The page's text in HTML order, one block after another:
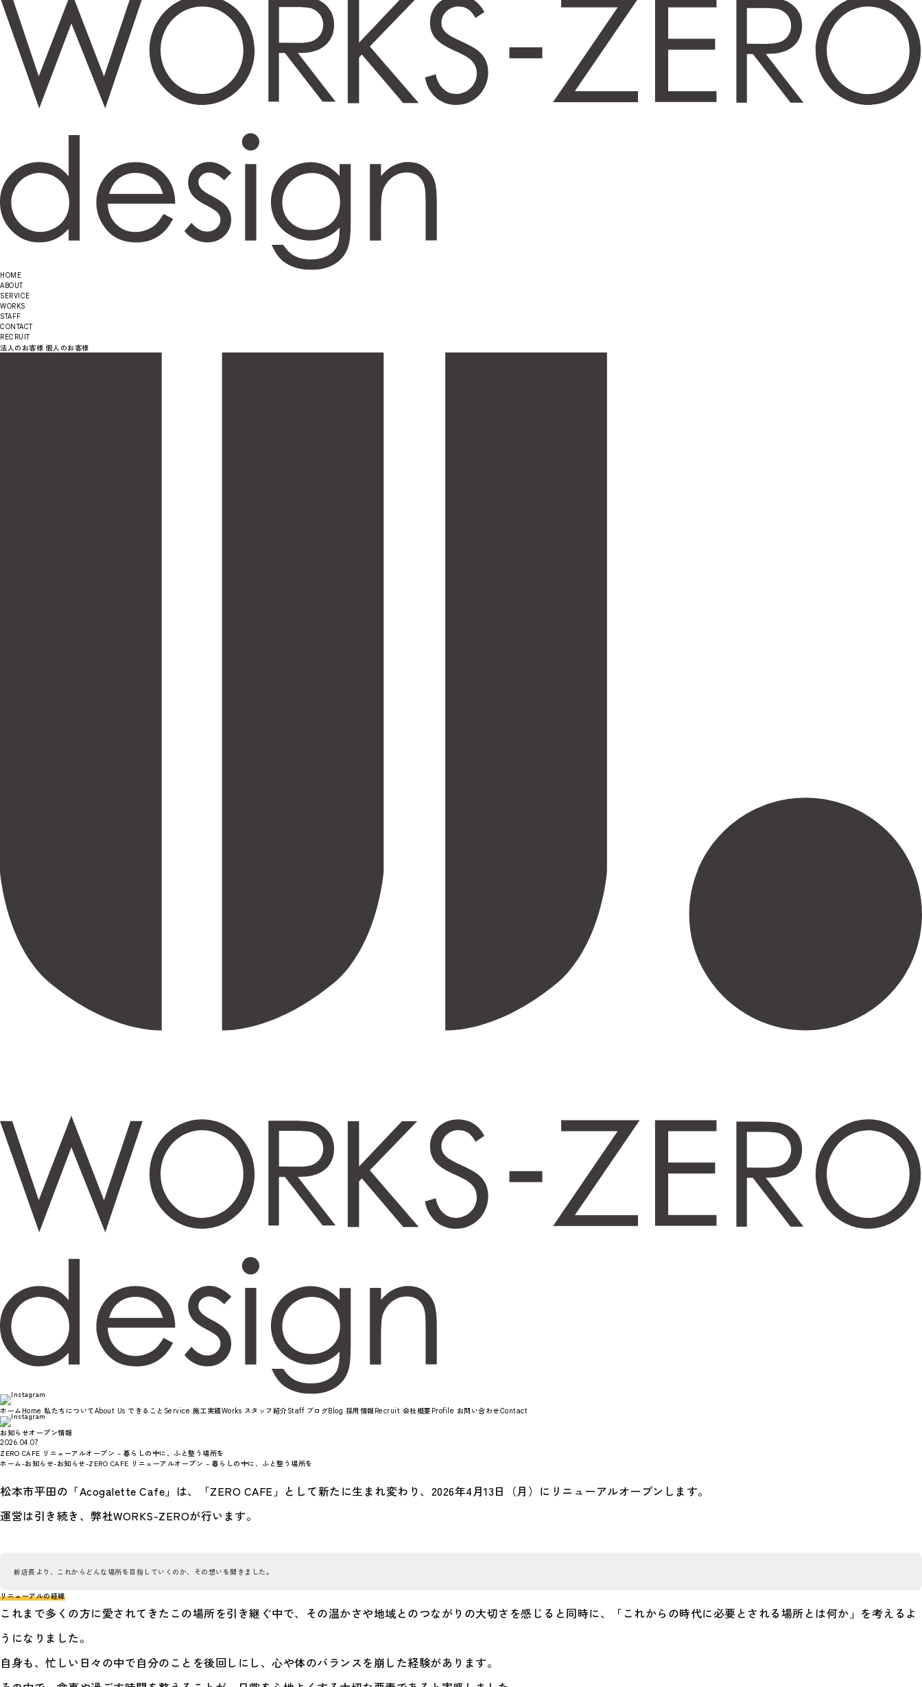
HOME
ABOUT
SERVICE
WORKS
STAFF
CONTACT
RECRUIT
法人のお客様 個人のお客様
ホーム Home 私たちについてAbout Us できること Service 施工実績Works スタッフ紹介Staff ブログBlog 採用情報 Recruit 会社概要 Profile お問い合わせContact
お知らせオープン情報
2026.04.07
ZERO CAFE リニューアルオープン – 暮らしの中に、ふと整う場所を
ホーム-お知らせ-お知らせ-ZERO CAFE リニューアルオープン – 暮らしの中に、ふと整う場所を
松本市平田の「Acogalette Cafe」は、「ZERO CAFE」として新たに生まれ変わり、2026年4月13日（月）にリニューアルオープンします。
運営は引き続き、弊社WORKS-ZEROが行います。
新店長より、これからどんな場所を目指していくのか、その想いを聞きました。
リニューアルの経緯
これまで多くの方に愛されてきたこの場所を引き継ぐ中で、その温かさや地域とのつながりの大切さを感じると同時に、「これからの時代に必要とされる場所とは何か」を考えるよ
うになりました。
自身も、忙しい日々の中で自分のことを後回しにし、心や体のバランスを崩した経験があります。